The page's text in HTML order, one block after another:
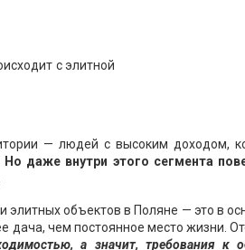
— людей с высоким доходом,
Но даже внутри этого сегмента
элитных объектов в Поляне — это в
дача, чем постоянное место жизни.
а значит, требования к